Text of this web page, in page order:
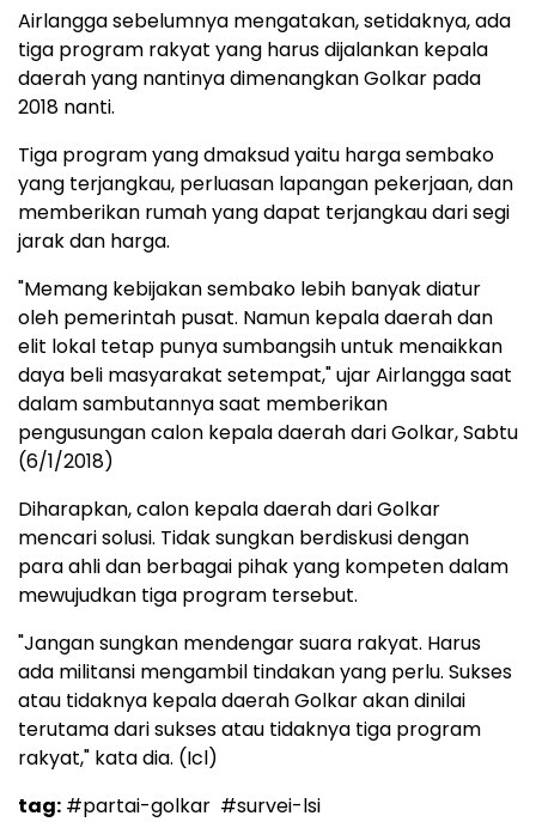
Airlangga sebelumnya mengatakan, setidaknya, ada
tiga program rakyat yang harus dijalankan kepala
daerah yang nantinya dimenangkan Golkar pada
2018 nanti.
Tiga program yang dmaksud yaitu harga sembako
yang terjangkau, perluasan lapangan pekerjaan, dan
memberikan rumah yang dapat terjangkau dari segi
jarak dan harga.
"Memang kebijakan sembako lebih banyak diatur
oleh pemerintah pusat. Namun kepala daerah dan
elit lokal tetap punya sumbangsih untuk menaikkan
daya beli masyarakat setempat," ujar Airlangga saat
dalam sambutannya saat memberikan
pengusungan calon kepala daerah dari Golkar, Sabtu
(6/1/2018)
Diharapkan, calon kepala daerah dari Golkar
mencari solusi. Tidak sungkan berdiskusi dengan
para ahli dan berbagai pihak yang kompeten dalam
mewujudkan tiga program tersebut.
"Jangan sungkan mendengar suara rakyat. Harus
ada militansi mengambil tindakan yang perlu. Sukses
atau tidaknya kepala daerah Golkar akan dinilai
terutama dari sukses atau tidaknya tiga program
rakyat," kata dia. (Icl)
tag: #partai-golkar #survei-lsi